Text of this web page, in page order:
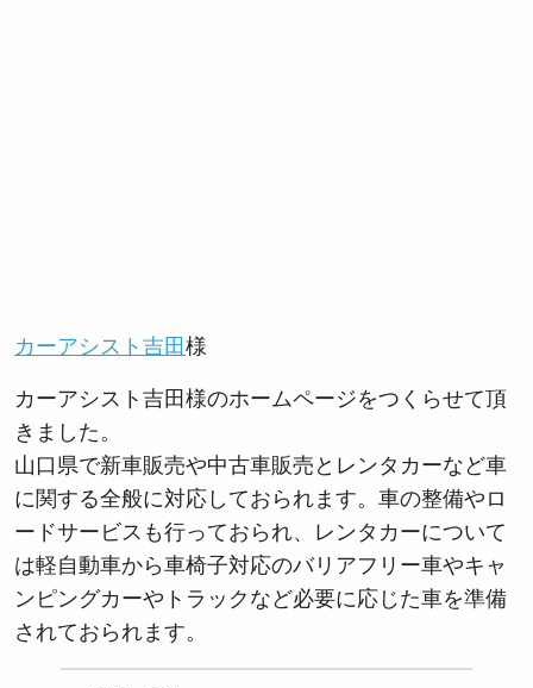
カーアシスト吉田 様
カーアシスト吉田様のホームページをつくらせて頂
きました。
山口県で新車販売や中古車販売とレンタカーなど車
に関する全般に対応しておられます。車の整備やロ
ードサービスも行っておられ、レンタカーについて
は軽自動車から車椅子対応のバリアフリー車やキャ
ンピングカーやトラックなど必要に応じた車を準備
されておられます。